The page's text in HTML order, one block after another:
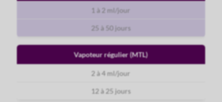
1 à 2 ml/jour
25 à 50 jours
Vapoteur régulier (MTL)
2 à 4 ml/jour
12 à 25 jours